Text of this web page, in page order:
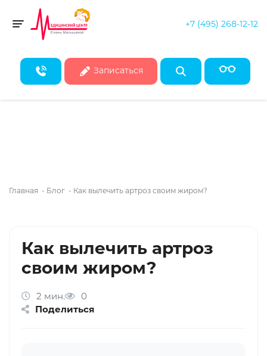
Toggle navigation +7 (495) 268-12-12
Записаться
Скидка 50% на все консультации врачей!*
августа
Главная - Блог - Как вылечить артроз своим жиром?
Как вылечить артроз
своим жиром?
2 мин.
0
Поделиться